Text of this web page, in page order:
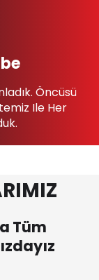
Öncüsü
Ile Her
Tüm